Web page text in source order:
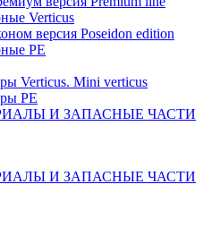
Verticus
версия Poseidon edition
PE
Verticus. Mini verticus
PE
И ЗАПАСНЫЕ ЧАСТИ
И ЗАПАСНЫЕ ЧАСТИ